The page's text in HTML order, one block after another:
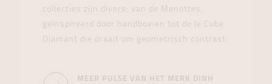
collecties zijn divers: van de Menottes,
geïnspireerd door handboeien tot de le Cube
Diamant die draait om geometrisch contrast.
MEER PULSE VAN HET MERK DINH